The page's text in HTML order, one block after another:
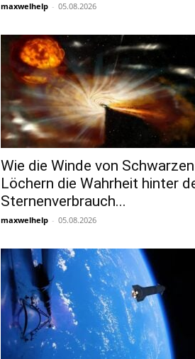
maxwelhelp - 05.08.2026
Wie die Winde von Schwarzen
Löchern die Wahrheit hinter
Sternenverbrauch...
maxwelhelp - 05.08.2026